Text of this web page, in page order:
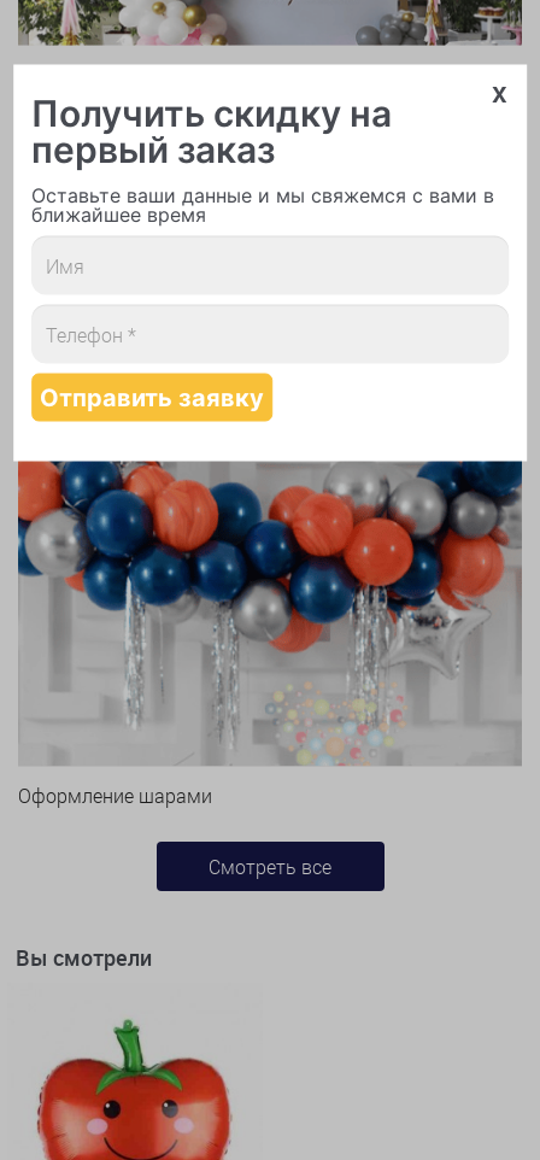
Оформление шарами
Смотреть все
Вы смотрели
x
Получить скидку на
первый заказ
Оставьте ваши данные и мы свяжемся с вами в
ближайшее время